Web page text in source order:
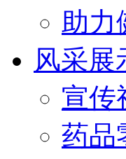
助力
风采展
宣传
药品